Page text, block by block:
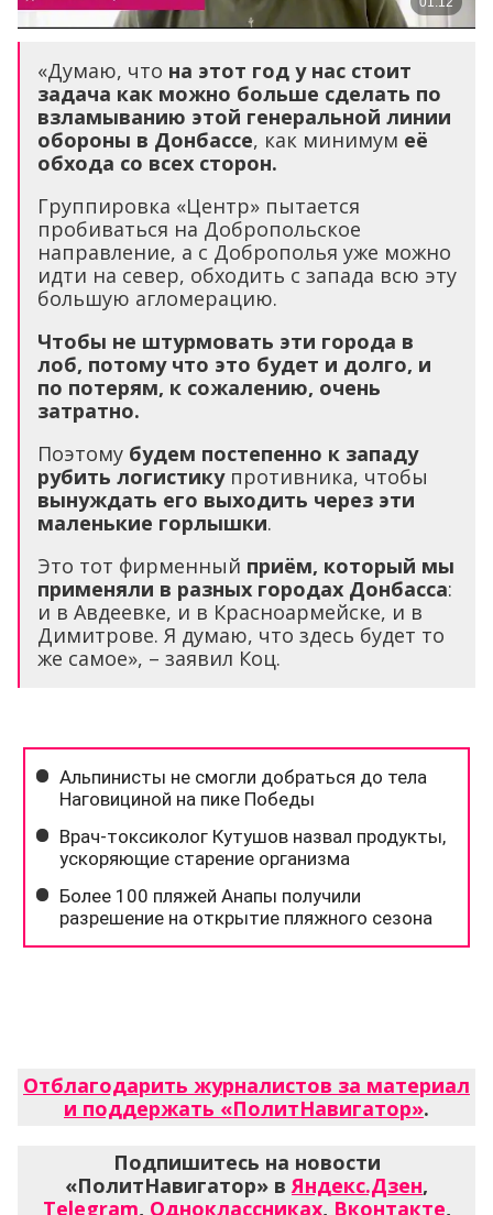
«Думаю, что на этот год у нас стоит
задача как можно больше сделать по
взламыванию этой генеральной линии
обороны в Донбассе, как минимум её
обхода со всех сторон.
Группировка «Центр» пытается
пробиваться на Добропольское
направление, а с Доброполья уже можно
идти на север, обходить с запада всю эту
большую агломерацию.
Чтобы не штурмовать эти города в
лоб, потому что это будет и долго, и
по потерям, к сожалению, очень
затратно.
Поэтому будем постепенно к западу
рубить логистикупротивника, чтобы
вынуждать его выходить через эти
маленькие горлышки.
Это тот фирменный приём, который мы
применяли в разных городах Донбасса:
и в Авдеевке, и в Красноармейске, и в
Димитрове. Я думаю, что здесь будет то
же самое», – заявил Коц.
Отблагодарить журналистов за материал
и поддержать «ПолитНавигатор».
Подпишитесь на новости
«ПолитНавигатор» вЯндекс.Дзен,
Telegram, Одноклассниках, Вконтакте,